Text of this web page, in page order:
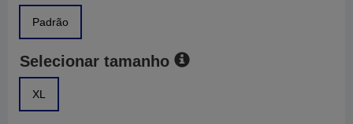
Padrão
Selecionar tamanho
XL